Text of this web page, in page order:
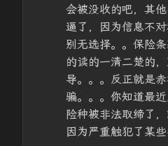
会被没收的吧，其
逼了，因为信息不
别无选择。。保险
的读的一清二楚的
导。。。反正就是
骗。。。你知道最
险种被非法取缔了
因为严重触犯了某些